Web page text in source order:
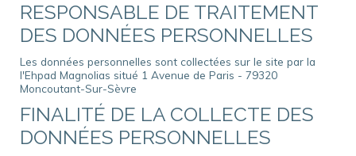
RESPONSABLE DE TRAITEMENT
DES DONNÉES PERSONNELLES
Les données personnelles sont collectées sur le site par la
l'Ehpad Magnolias situé 1 Avenue de Paris - 79320
Moncoutant-Sur-Sèvre
FINALITÉ DE LA COLLECTE DES
DONNÉES PERSONNELLES